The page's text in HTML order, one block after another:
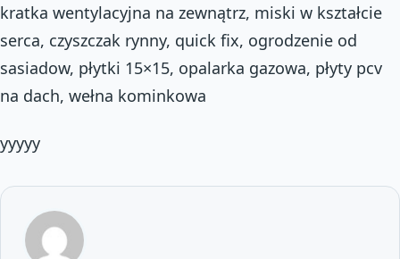
kratka wentylacyjna na zewnątrz, miski w kształcie
serca, czyszczak rynny, quick fix, ogrodzenie od
sasiadow, płytki 15×15, opalarka gazowa, płyty pcv
na dach, wełna kominkowa
yyyyy